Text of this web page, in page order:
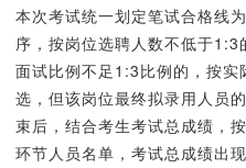
本次考试统一划定笔试合格线
序，按岗位选聘人数不低于
面试比例不足1:3比例的，按实
选，但该岗位最终拟录用人员
束后，结合考生考试总成绩，
环节人员名单，考试总成绩出